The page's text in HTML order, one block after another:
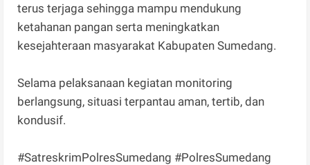
terus terjaga sehingga mampu mendukung
ketahanan pangan serta meningkatkan
kesejahteraan masyarakat Kabupaten Sumedang.
Selama pelaksanaan kegiatan monitoring
berlangsung, situasi terpantau aman, tertib, dan
kondusif.
#SatreskrimPolresSumedang #PolresSumedang